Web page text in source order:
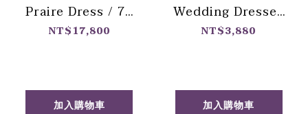
Praire Dress / 70
年代 改標 Gunne
NT$17,800
加入購物車
Wedding Dresses
/ 90 年代 童話奶油
NT$3,880
加入購物車